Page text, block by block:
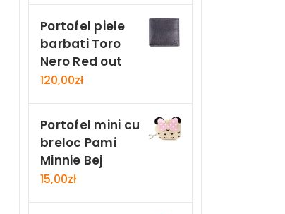
Portofel piele
barbati Toro
Nero Red out
120,00zł
Portofel mini cu
breloc Pami
Minnie Bej
15,00zł